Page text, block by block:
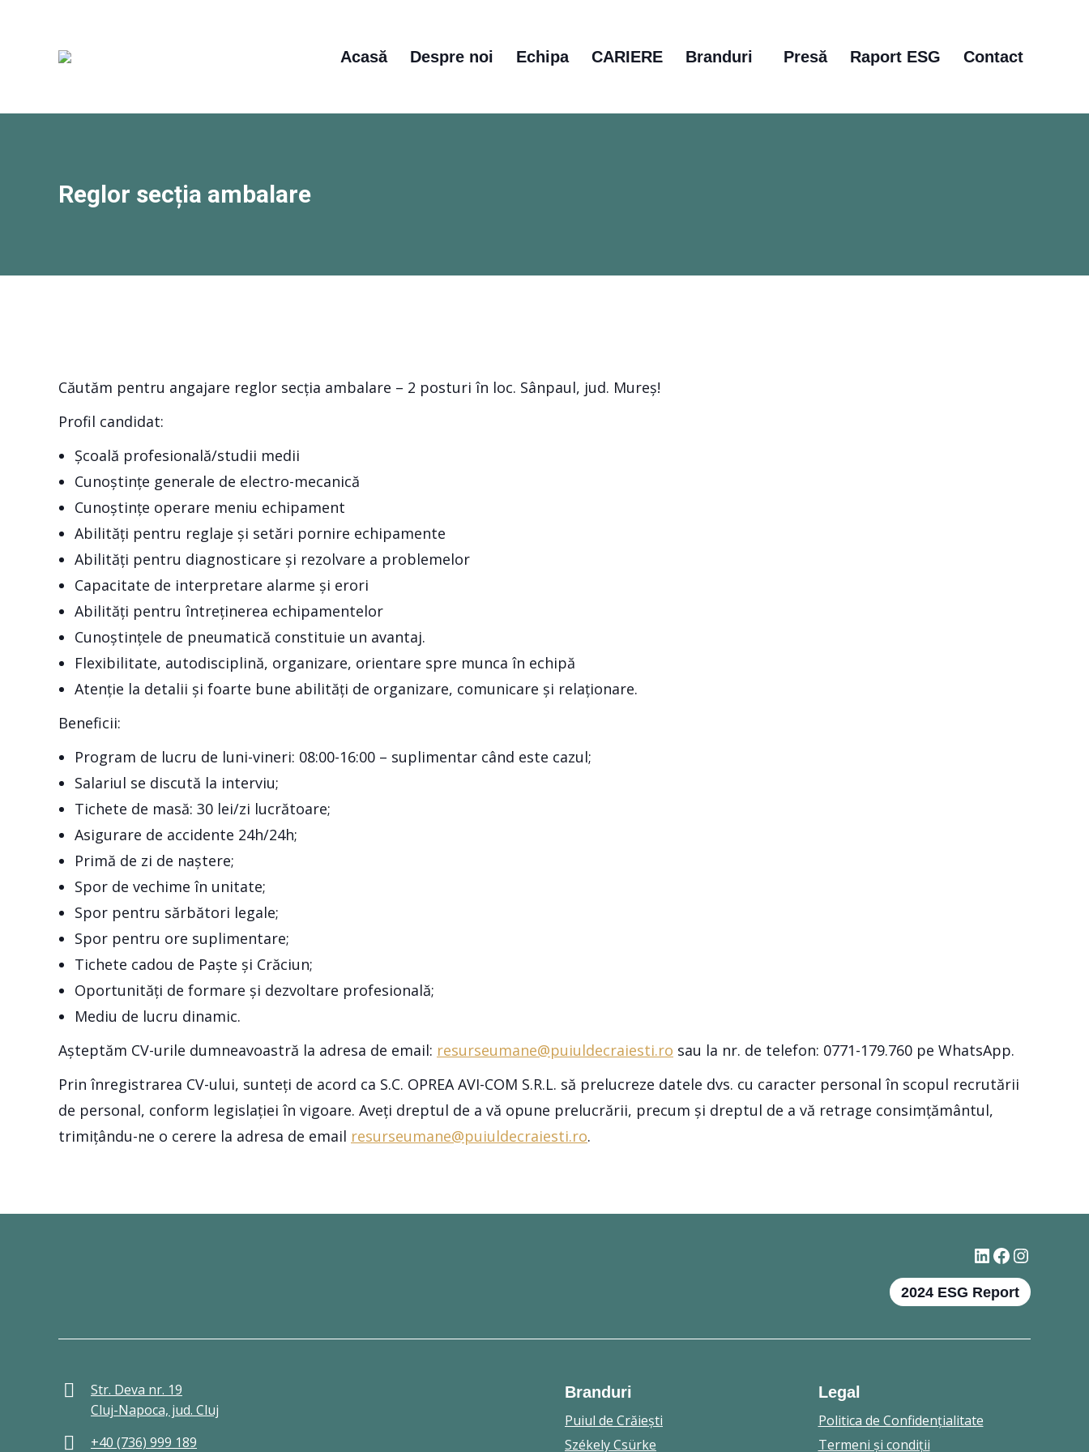
Acasă Despre noi Echipa CARIERE Branduri Presă Raport ESG Contact
Reglor secția ambalare
Căutăm pentru angajare reglor secția ambalare – 2 posturi în loc. Sânpaul, jud. Mureș!
Profil candidat:
Școală profesională/studii medii
Cunoștințe generale de electro-mecanică
Cunoștințe operare meniu echipament
Abilități pentru reglaje și setări pornire echipamente
Abilități pentru diagnosticare și rezolvare a problemelor
Capacitate de interpretare alarme și erori
Abilități pentru întreținerea echipamentelor
Cunoștințele de pneumatică constituie un avantaj.
Flexibilitate, autodisciplină, organizare, orientare spre munca în echipă
Atenție la detalii și foarte bune abilități de organizare, comunicare și relaționare.
Beneficii:
Program de lucru de luni-vineri: 08:00-16:00 – suplimentar când este cazul;
Salariul se discută la interviu;
Tichete de masă: 30 lei/zi lucrătoare;
Asigurare de accidente 24h/24h;
Primă de zi de naștere;
Spor de vechime în unitate;
Spor pentru sărbători legale;
Spor pentru ore suplimentare;
Tichete cadou de Paște și Crăciun;
Oportunități de formare și dezvoltare profesională;
Mediu de lucru dinamic.
Așteptăm CV-urile dumneavoastră la adresa de email: resurseumane@puiuldecraiesti.ro sau la nr. de telefon: 0771-179.760 pe WhatsApp.
Prin înregistrarea CV-ului, sunteți de acord ca S.C. OPREA AVI-COM S.R.L. să prelucreze datele dvs. cu caracter personal în scopul recrutării
de personal, conform legislației în vigoare. Aveți dreptul de a vă opune prelucrării, precum și dreptul de a vă retrage consimțământul,
trimițându-ne o cerere la adresa de email resurseumane@puiuldecraiesti.ro.
# Facebook
2024 ESG Report
Str. Deva nr. 19
Cluj-Napoca, jud. Cluj
+40 (736) 999 189
Branduri
Puiul de Crăieşti
Székely Csürke
Legal
Politica de Confidenţialitate
Termeni şi condiţii